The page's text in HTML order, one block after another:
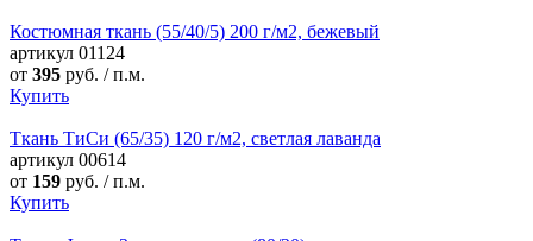
Костюмная ткань (55/40/5) 200 г/м2, бежевый
артикул 01124
от 395 руб. / п.м.
Купить
Ткань ТиСи (65/35) 120 г/м2, светлая лаванда
артикул 00614
от 159 руб. / п.м.
Купить